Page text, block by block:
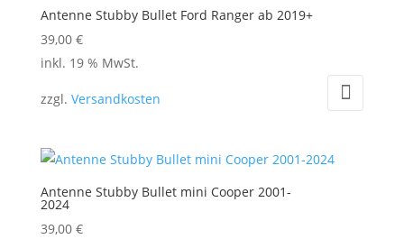
Antenne Stubby Bullet Ford Ranger ab 2019+
39,00 €
inkl. 19 % MwSt.
zzgl. Versandkosten
Antenne Stubby Bullet mini Cooper 2001-
2024
39,00 €